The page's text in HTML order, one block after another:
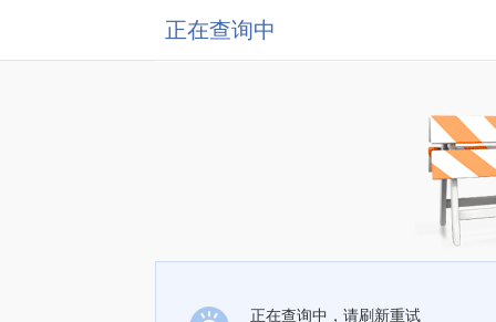
正在查询中
正在查询中，请刷新重试